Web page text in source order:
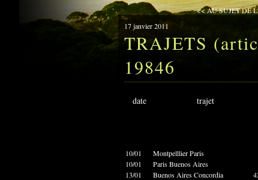
<< AU SUJET DE
17 janvier 2011
TRAJETS
19846
date trajet distance
km
10/01 Montpelllier Paris
10/01 Paris Buenos Aires
13/01 Buenos Aires